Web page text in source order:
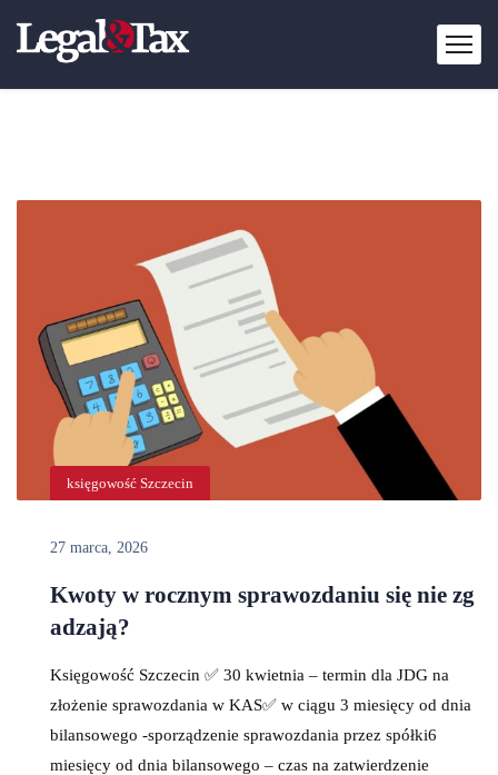
księgowość Szczecin
27 marca, 2026
Kwoty w rocznym sprawozdaniu się nie zg
adzają?
Księgowość Szczecin ✅ 30 kwietnia – termin dla JDG na
złożenie sprawozdania w KAS✅ w ciągu 3 miesięcy od dnia
bilansowego -sporządzenie sprawozdania przez spółki6
miesięcy od dnia bilansowego – czas na zatwierdzenie